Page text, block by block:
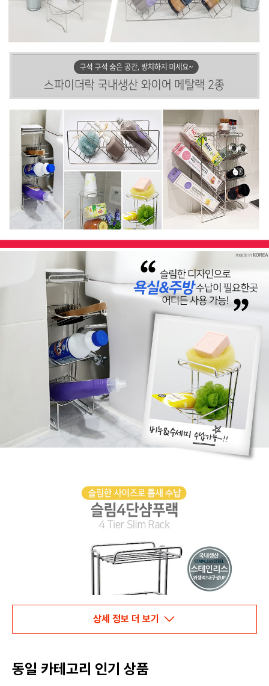
상세 정보 더 보기
동일 카테고리 인기 상품